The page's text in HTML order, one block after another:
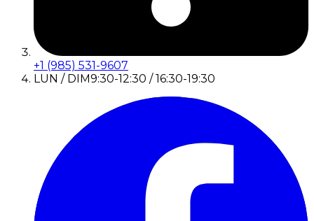
+1 (985) 531-9607
LUN / DIM9:30-12:30 / 16:30-19:30